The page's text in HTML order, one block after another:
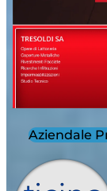
Aziendale